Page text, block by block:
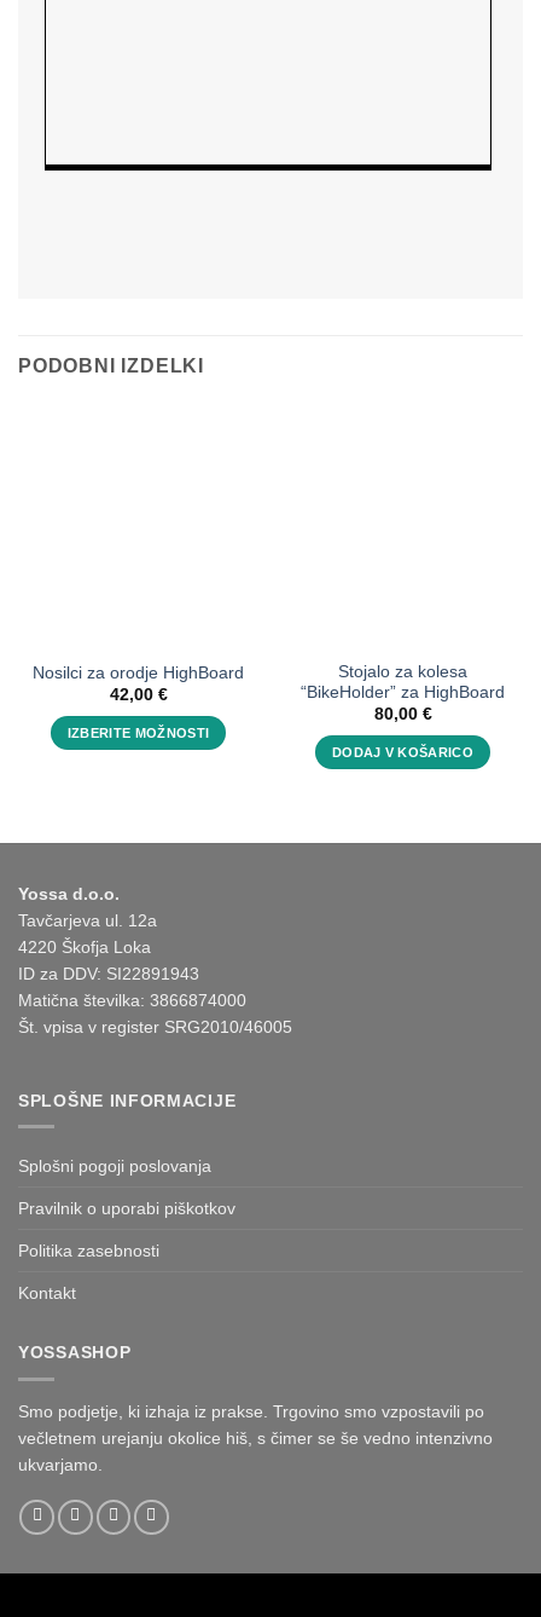
PODOBNI IZDELKI
Nosilci za orodje HighBoard
42,00 €
IZBERITE MOŽNOSTI
lahko
na
Stojalo za kolesa
“BikeHolder” za HighBoard
80,00 €
DODAJ V KOŠARICO
Yossa d.o.o.
Tavčarjeva ul. 12a
4220 Škofja Loka
ID za DDV: SI22891943
Matična številka: 3866874000
Št. vpisa v register SRG2010/46005
SPLOŠNE INFORMACIJE
Splošni pogoji poslovanja
Pravilnik o uporabi piškotkov
Politika zasebnosti
Kontakt
YOSSASHOP
Smo podjetje, ki izhaja iz prakse. Trgovino smo vzpostavili po
večletnem urejanju okolice hiš, s čimer se še vedno intenzivno
ukvarjamo.